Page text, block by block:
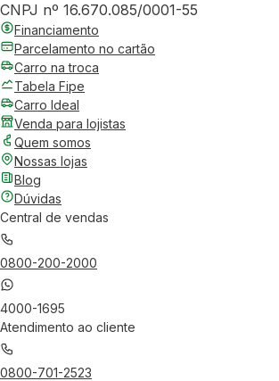
CNPJ nº 16.670.085/0001-55
Financiamento
Parcelamento no cartão
Carro na troca
Tabela Fipe
Carro Ideal
Venda para lojistas
Quem somos
Nossas lojas
Blog
Dúvidas
Central de vendas
0800-200-2000
4000-1695
Atendimento ao cliente
0800-701-2523